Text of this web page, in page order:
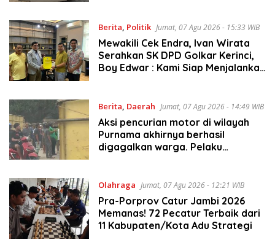
Berita, Politik Jumat, 07 Agu 2026 - 15:33 WIB
Mewakili Cek Endra, Ivan Wirata
Serahkan SK DPD Golkar Kerinci,
Boy Edwar : Kami Siap Menjalankan
Berita, Daerah Jumat, 07 Agu 2026 - 14:49 WIB
Aksi pencurian motor di wilayah
Purnama akhirnya berhasil
digagalkan warga. Pelaku
Olahraga Jumat, 07 Agu 2026 - 12:21 WIB
Pra-Porprov Catur Jambi 2026
Memanas! 72 Pecatur Terbaik dari
11 Kabupaten/Kota Adu Strategi